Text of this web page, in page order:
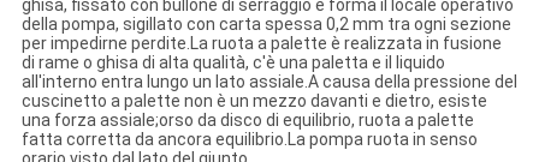
ghisa, fissato con bullone di serraggio e forma il locale operativo
della pompa, sigillato con carta spessa 0,2 mm tra ogni sezione
per impedirne perdite.La ruota a palette è realizzata in fusione
di rame o ghisa di alta qualità, c'è una paletta e il liquido
all'interno entra lungo un lato assiale.A causa della pressione del
cuscinetto a palette non è un mezzo davanti e dietro, esiste
una forza assiale;orso da disco di equilibrio, ruota a palette
fatta corretta da ancora equilibrio.La pompa ruota in senso